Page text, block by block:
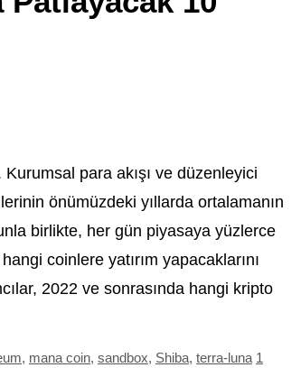
para akışı ve düzenleyici
önümüzdeki yıllarda ortalamanın
birlikte, her gün piyasaya yüzlerce
coinlere yatırım yapacaklarını
2022 ve sonrasında hangi kripto
, mana coin, sandbox, Shiba, terra-luna 1